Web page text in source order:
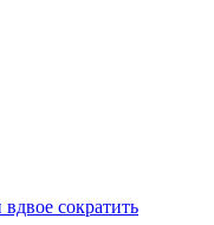
сократить